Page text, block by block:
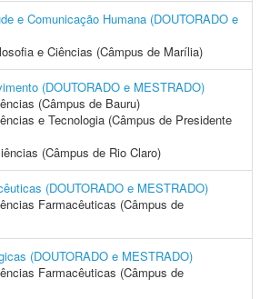
e Comunicação Humana (DOUTORADO e
e Ciências (Câmpus de Marília)
(DOUTORADO e MESTRADO)
(Câmpus de Bauru)
e Tecnologia (Câmpus de Presidente
(Câmpus de Rio Claro)
(DOUTORADO e MESTRADO)
Farmacêuticas (Câmpus de
(DOUTORADO e MESTRADO)
Farmacêuticas (Câmpus de